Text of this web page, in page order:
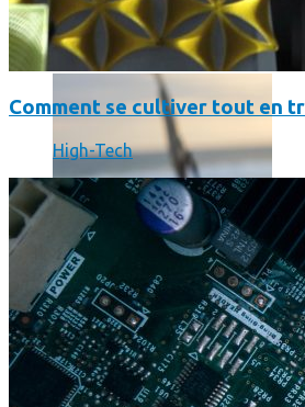
Même hors-ligne votre
Comment se cultiver tout en
High-Tech